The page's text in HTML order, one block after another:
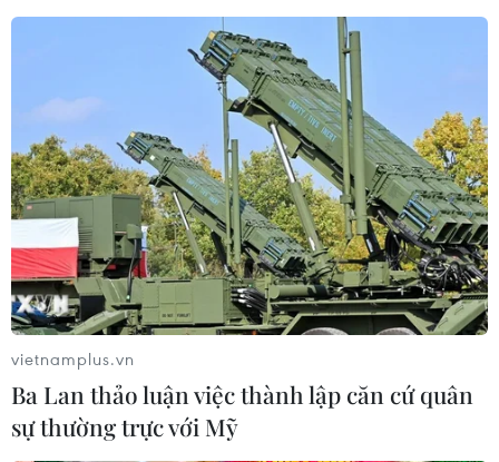
vietnamplus.vn
Ba Lan thảo luận việc thành lập căn cứ quân
sự thường trực với Mỹ